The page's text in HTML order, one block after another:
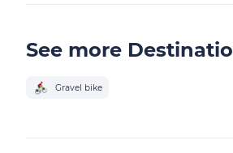
See more
Gravel bike